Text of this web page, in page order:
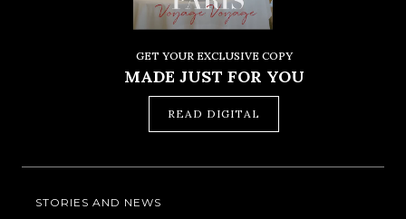
GET YOUR EXCLUSIVE COPY
MADE JUST FOR YOU
READ DIGITAL
STORIES AND NEWS